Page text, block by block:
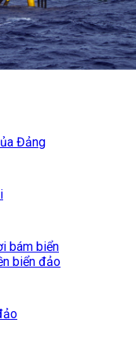
Đảng
bám biển
biển đảo